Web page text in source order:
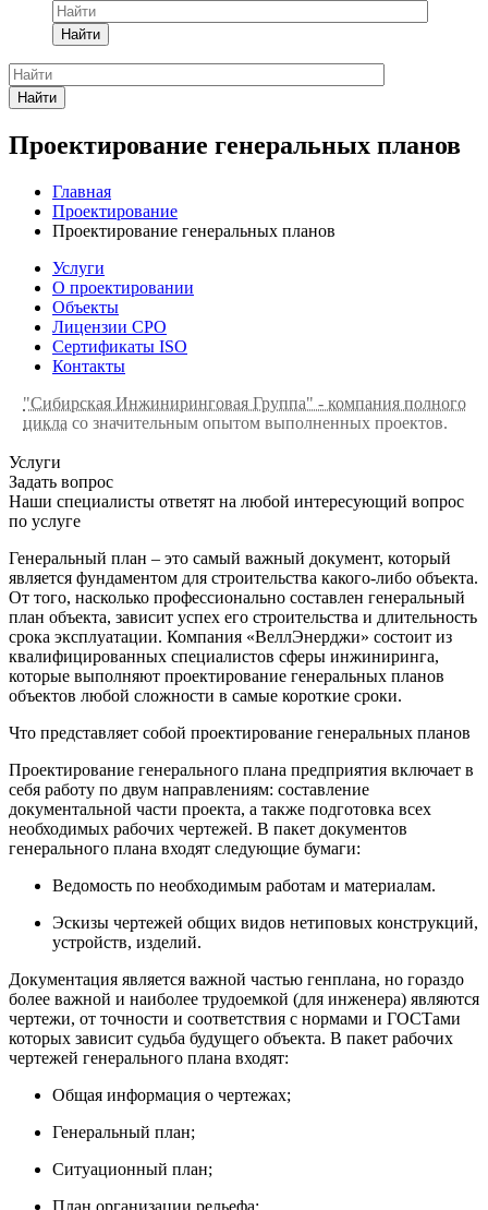
Найти
Найти
Проектирование генеральных планов
Главная
Проектирование
Проектирование генеральных планов
Услуги
О проектировании
Объекты
Лицензии СРО
Сертификаты ISO
Контакты
"Сибирская Инжиниринговая Группа" - компания полного
цикла со значительным опытом выполненных проектов.
Услуги
Задать вопрос
Наши специалисты ответят на любой интересующий вопрос
по услуге
Генеральный план – это самый важный документ, который
является фундаментом для строительства какого-либо объекта.
От того, насколько профессионально составлен генеральный
план объекта, зависит успех его строительства и длительность
срока эксплуатации. Компания «ВеллЭнерджи» состоит из
квалифицированных специалистов сферы инжиниринга,
которые выполняют проектирование генеральных планов
объектов любой сложности в самые короткие сроки.
Что представляет собой проектирование генеральных планов
Проектирование генерального плана предприятия включает в
себя работу по двум направлениям: составление
документальной части проекта, а также подготовка всех
необходимых рабочих чертежей. В пакет документов
генерального плана входят следующие бумаги:
Ведомость по необходимым работам и материалам.
Эскизы чертежей общих видов нетиповых конструкций,
устройств, изделий.
Документация является важной частью генплана, но гораздо
более важной и наиболее трудоемкой (для инженера) являются
чертежи, от точности и соответствия с нормами и ГОСТами
которых зависит судьба будущего объекта. В пакет рабочих
чертежей генерального плана входят:
Общая информация о чертежах;
Генеральный план;
Ситуационный план;
План организации рельефа;